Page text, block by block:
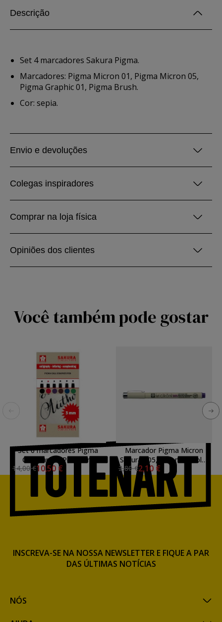
Descrição
Set 4 marcadores Sakura Pigma.
Marcadores: Pigma Micron 01, Pigma Micron 05,
Pigma Graphic 01, Pigma Brush.
Cor: sepia.
Envio e devoluções
Colegas inspiradores
Comprar na loja física
Opiniões dos clientes
Você também pode gostar
Set 6 marcadores Pigma
Calligrapher Pen 3mm
Sakura
14,00 €10,50 €
Marcador Pigma Micron
Sakura 005, 0.20 mm. Tolet
N. 24
2,80 €2,10 €
NÓS
INSCREVA-SE NA NOSSA NEWSLETTER E FIQUE A PAR
DAS ÚLTIMAS NOTÍCIAS